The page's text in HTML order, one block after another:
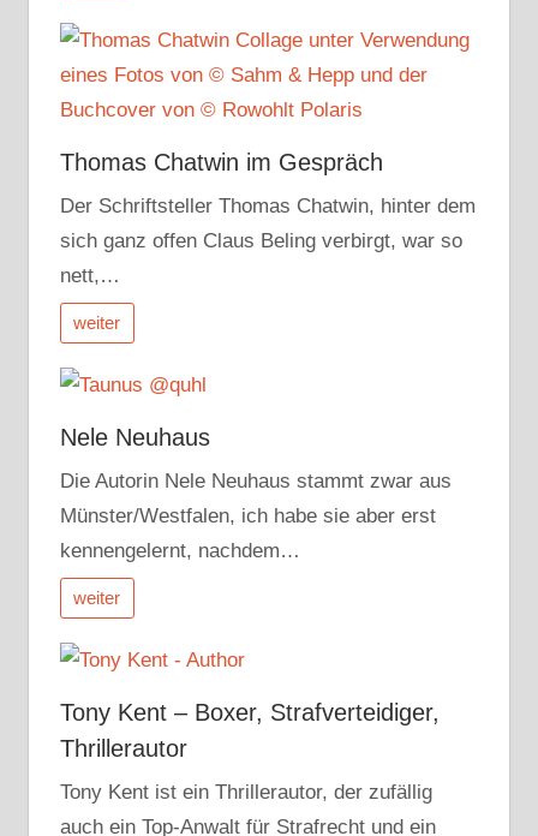
Thomas Chatwin im Gespräch
Der Schriftsteller Thomas Chatwin, hinter dem
sich ganz offen Claus Beling verbirgt, war so
nett,…
weiter
Nele Neuhaus
Die Autorin Nele Neuhaus stammt zwar aus
Münster/Westfalen, ich habe sie aber erst
kennengelernt, nachdem…
weiter
Tony Kent – Boxer, Strafverteidiger,
Thrillerautor
Tony Kent ist ein Thrillerautor, der zufällig
auch ein Top-Anwalt für Strafrecht und ein